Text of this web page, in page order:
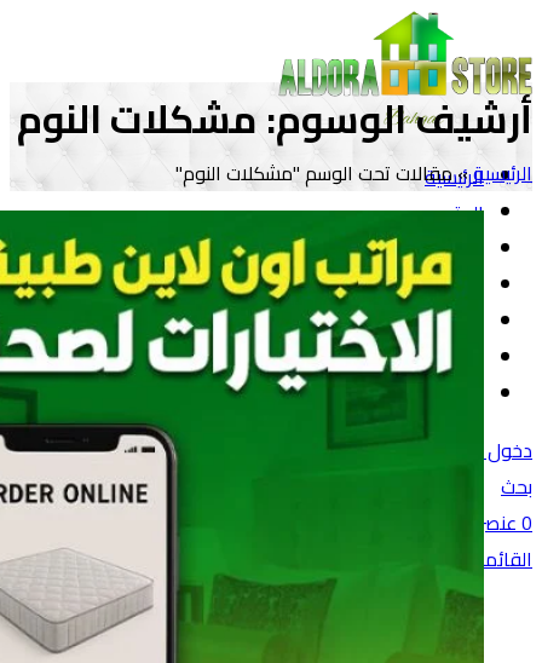
الرئيسية
المتجر
مراتب الدورا
أثاث
مفروشات
المقالات
تواصل معنا
دخول / تسجيل
بحث
0عنصر
القائمة
أرشيف الوسوم: مشكلات النوم
الرئيسية»مقالات تحت الوسم "مشكلات النوم"